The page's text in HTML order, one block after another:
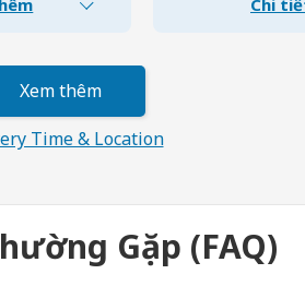
Xem thêm
Time & Location
Gặp (FAQ)